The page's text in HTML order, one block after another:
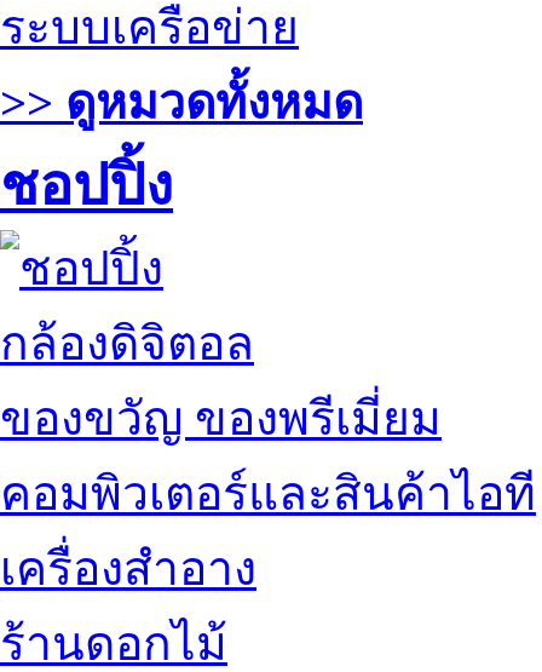
ระบบเครือข่าย
>> ดูหมวดทั้งหมด
ชอปปิ้ง
กล้องดิจิตอล
ของขวัญ ของพรีเมี่ยม
คอมพิวเตอร์และสินค้าไอที
เครื่องสำอาง
ร้านดอกไม้